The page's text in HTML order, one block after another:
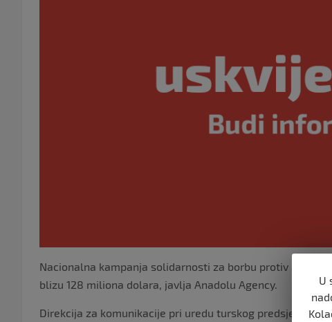
Nacionalna kampanja solidarnosti za borbu protiv
blizu 128 miliona dolara, javlja Anadolu Agency.
Direkcija za komunikacije pri uredu turskog predsjednika
U